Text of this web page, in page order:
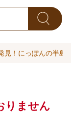
見！にっぽんの半島
りません